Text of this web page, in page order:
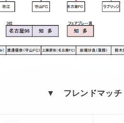
▼ フレンドマ